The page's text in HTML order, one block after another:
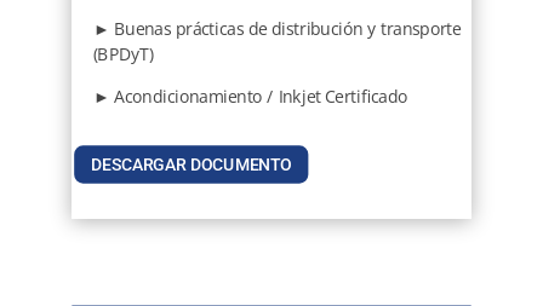
► Buenas prácticas de distribución y transporte
(BPDyT)
► Acondicionamiento / Inkjet Certificado
DESCARGAR DOCUMENTO